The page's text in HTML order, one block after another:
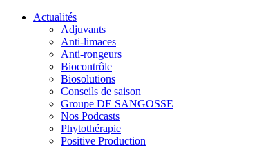
Actualités
Adjuvants
Anti-limaces
Anti-rongeurs
Biocontrôle
Biosolutions
Conseils de saison
Groupe DE SANGOSSE
Nos Podcasts
Phytothérapie
Positive Production